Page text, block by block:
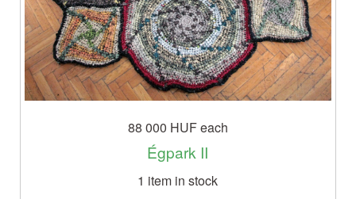
88 000 HUFeach
Égpark II
1 item in stock